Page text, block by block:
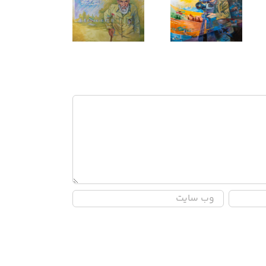
ام وهب
من الظلمات الی
النور